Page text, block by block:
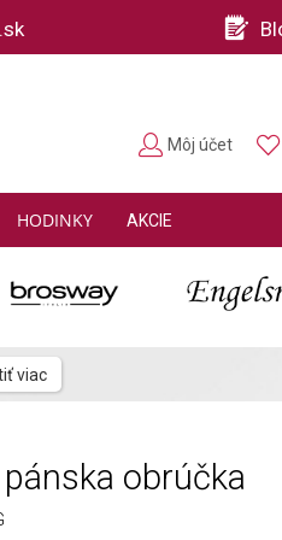
HODINKY AKCIE
Môj účet
obrúčka